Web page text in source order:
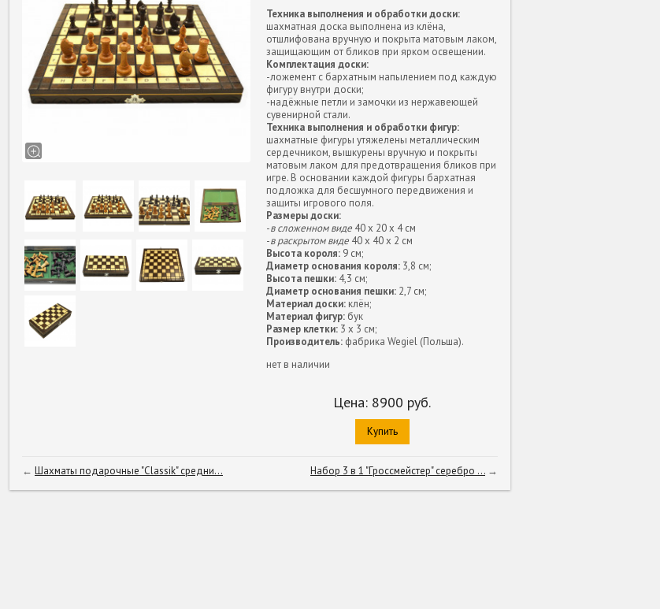
Техника выполнения и обработки доски:
шахматная доска выполнена из клёна,
отшлифована вручную и покрыта матовым лаком,
защищающим от бликов при ярком освещении.
Комплектация доски:
-ложемент с бархатным напылением под каждую
фигуру внутри доски;
-надёжные петли и замочки из нержавеющей
сувенирной стали.
Техника выполнения и обработки фигур:
шахматные фигуры утяжелены металлическим
сердечником, вышкурены вручную и покрыты
матовым лаком для предотвращения бликов при
игре. В основании каждой фигуры бархатная
подложка для бесшумного передвижения и
защиты игрового поля.
Размеры доски:
-в сложенном виде 40 х 20 х 4 см
-в раскрытом виде 40 х 40 х 2 см
Высота короля: 9 см;
Диаметр основания короля: 3,8 см;
Высота пешки: 4,3 см;
Диаметр основания пешки: 2,7 см;
Материал доски: клён;
Материал фигур: бук
Размер клетки: 3 х 3 см;
Производитель: фабрика Wegiel (Польша).
нет в наличии
Цена: 8900 руб.
Купить
← Шахматы подарочные "Classik" средни... Набор 3 в 1 "Гроссмейстер" серебро ... →